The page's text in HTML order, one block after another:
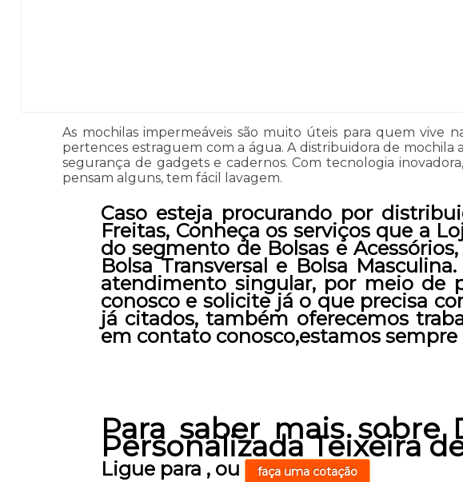
As mochilas impermeáveis são muito úteis para quem vive
pertences estraguem com a água. A distribuidora de mochila
segurança de gadgets e cadernos. Com tecnologia
pensam alguns, tem fácil lavagem.
Caso esteja procurando por
Freitas, Conheça os serviços que a
do segmento de Bolsas e
Bolsa Transversal e Bolsa
atendimento singular, por meio de
conosco e solicite já o que precisa
já citados, também oferecemos
em contato conosco,estamos
Para saber mais sobre
Personalizada Teixeira
Ligue para , ou faça uma cotação